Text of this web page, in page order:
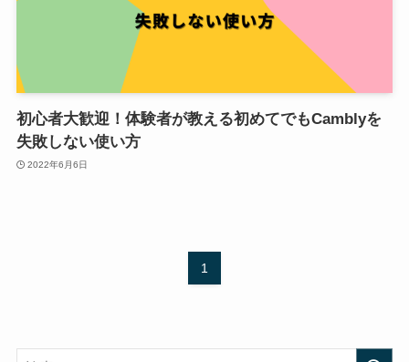
初心者大歓迎！体験者が教える初めてでもCamblyを
失敗しない使い方
2022年6月6日
1